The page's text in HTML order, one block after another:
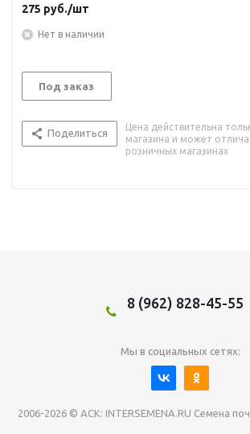
275 руб./шт
Нет в наличии
Под заказ
Поделиться
Цена действительна
магазина и может
розничных магазинах
8 (962) 828-45-55
Мы в социальных сетях:
2006-2026 © АСК: INTERSEMENA.RU Семена